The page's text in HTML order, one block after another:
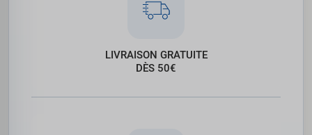
LIVRAISON GRATUITE
DÈS 50€